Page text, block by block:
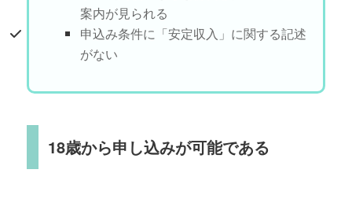
案内が見られる
申込み条件に「安定収入」に関する記述
がない
18歳から申し込みが可能である